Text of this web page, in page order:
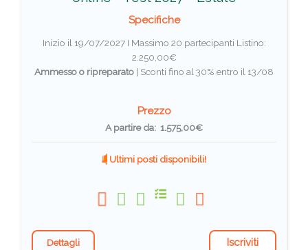
Specifiche
Inizio il 19/07/2027 I Massimo 20 partecipanti Listino:
2.250,00€
Ammesso o ripreparato | Sconti fino al 30% entro il 13/08
Prezzo
A partire da: 1.575,00€
Ultimi posti disponibili!
Dettagli Iscriviti